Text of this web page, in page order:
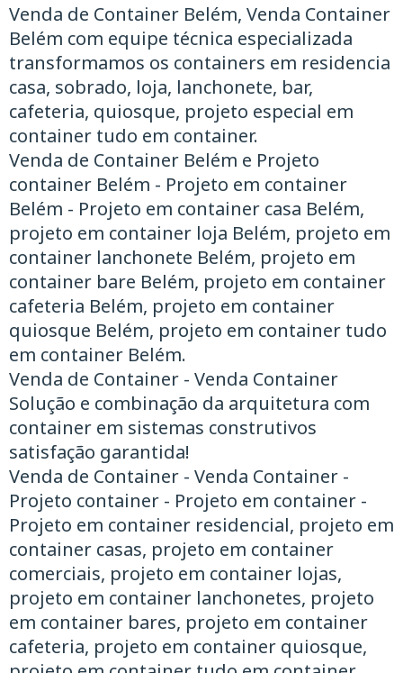
Venda de Container Belém, Venda Container
Belém com equipe técnica especializada
transformamos os containers em residencia
casa, sobrado, loja, lanchonete, bar,
cafeteria, quiosque, projeto especial em
container tudo em container.
Venda de Container Belém e Projeto
container Belém - Projeto em container
Belém - Projeto em container casa Belém,
projeto em container loja Belém, projeto em
container lanchonete Belém, projeto em
container bare Belém, projeto em container
cafeteria Belém, projeto em container
quiosque Belém, projeto em container tudo
em container Belém.
Venda de Container - Venda Container
Solução e combinação da arquitetura com
container em sistemas construtivos
satisfação garantida!
Venda de Container - Venda Container -
Projeto container - Projeto em container -
Projeto em container residencial, projeto em
container casas, projeto em container
comerciais, projeto em container lojas,
projeto em container lanchonetes, projeto
em container bares, projeto em container
cafeteria, projeto em container quiosque,